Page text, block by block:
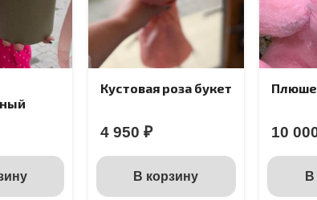
Кустовая роза букет
4 950 ₽
В корзину
10
В